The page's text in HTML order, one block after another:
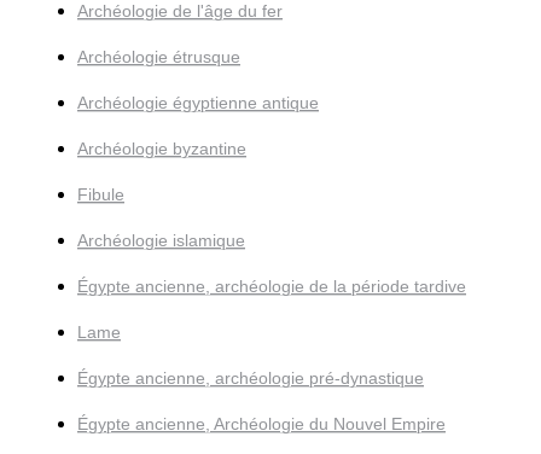
Archéologie de l'âge du fer
Archéologie étrusque
Archéologie égyptienne antique
Archéologie byzantine
Fibule
Archéologie islamique
Égypte ancienne, archéologie de la période tardive
Lame
Égypte ancienne, archéologie pré-dynastique
Égypte ancienne, Archéologie du Nouvel Empire